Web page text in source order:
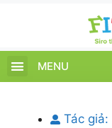
MENU
Tác giả: